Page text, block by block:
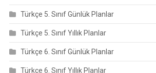
Türkçe 5. Sınıf Günlük Planlar
Türkçe 5. Sınıf Yıllık Planlar
Türkçe 6. Sınıf Günlük Planlar
Türkçe 6. Sınıf Yıllık Planlar